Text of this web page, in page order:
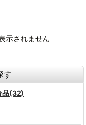
示されません
す
品(32)